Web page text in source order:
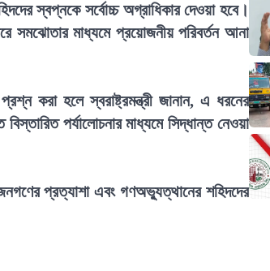
স্বপ্নকে সর্বোচ্চ অগ্রাধিকার দেওয়া হবে।
সমঝোতার মাধ্যমে প্রয়োজনীয় পরিবর্তন আনা
করা হলে স্বরাষ্ট্রমন্ত্রী জানান, এ ধরনের
পর্যালোচনার মাধ্যমে সিদ্ধান্ত নেওয়া
প্রত্যাশা এবং গণঅভ্যুত্থানের শহিদদের